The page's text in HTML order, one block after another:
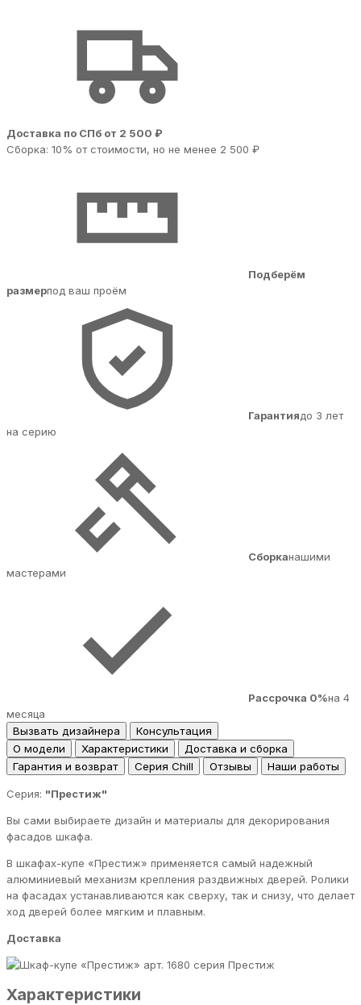
Доставка по СПб от 2 500 ₽
Сборка: 10% от стоимости, но не менее 2 500 ₽
Подберём
размерпод ваш проём
Гарантиядо 3 лет
на серию
Сборканашими
мастерами
Рассрочка 0%на 4
месяца
Вызвать дизайнера
Консультация
О модели
Характеристики
Доставка и сборка
Гарантия и возврат
Серия Chill Отзывы Наши работы
Серия: "Престиж"
Вы сами выбираете дизайн и материалы для декорирования
фасадов шкафа.
В шкафах-купе «Престиж» применяется самый надежный
алюминиевый механизм крепления раздвижных дверей. Ролики
на фасадах устанавливаются как сверху, так и снизу, что делает
ход дверей более мягким и плавным.
Доставка
серия Престиж
Характеристики